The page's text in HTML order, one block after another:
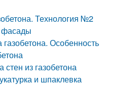
Технология №2
Особенность
стен из газобетона
и шпаклевка